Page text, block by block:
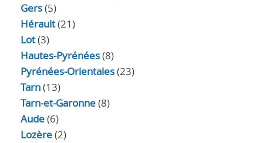
Gers(5)
Hérault(21)
Lot(3)
Hautes-Pyrénées(8)
Pyrénées-Orientales(23)
Tarn(13)
Tarn-et-Garonne(8)
Aude(6)
Lozère(2)